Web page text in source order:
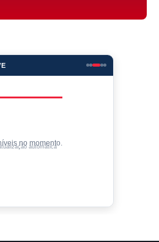
no momento.
automática